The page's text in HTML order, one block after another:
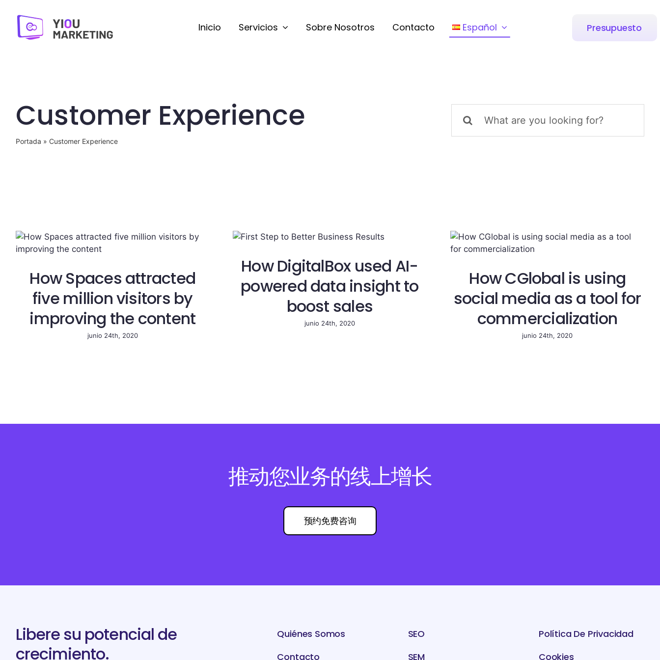
contenido
Inicio Servicios Sobre Nosotros Contacto Español Presupuesto
Customer Experience
Portada » Customer Experience
How Spaces attracted
five million visitors by
improving the content
junio 24th, 2020
How DigitalBox used AI-
powered data insight to
boost sales
junio 24th, 2020
How CGlobal is using
social media as a tool for
commercialization
junio 24th, 2020
推动您业务的线上增长
预约免费咨询
Libere su potencial de
crecimiento.
Quiénes Somos
Contacto
SEO
SEM
Política De Privacidad
Cookies